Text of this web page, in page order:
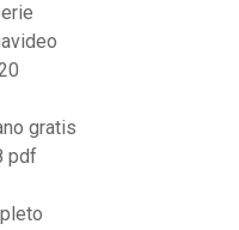
gratis
pdf